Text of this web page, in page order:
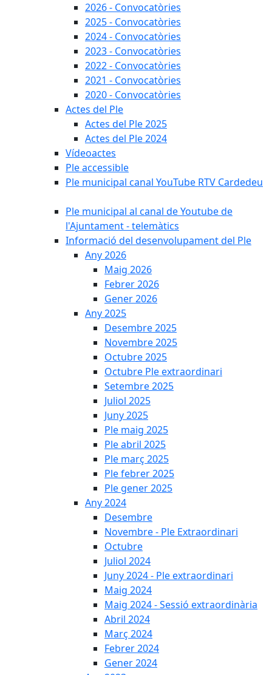
2026 - Convocatòries
2025 - Convocatòries
2024 - Convocatòries
2023 - Convocatòries
2022 - Convocatòries
2021 - Convocatòries
2020 - Convocatòries
Actes del Ple
Actes del Ple 2025
Actes del Ple 2024
Vídeoactes
Ple accessible
Ple municipal canal YouTube RTV Cardedeu
Ple municipal al canal de Youtube de
l'Ajuntament - telemàtics
Informació del desenvolupament del Ple
Any 2026
Maig 2026
Febrer 2026
Gener 2026
Any 2025
Desembre 2025
Novembre 2025
Octubre 2025
Octubre Ple extraordinari
Setembre 2025
Juliol 2025
Juny 2025
Ple maig 2025
Ple abril 2025
Ple març 2025
Ple febrer 2025
Ple gener 2025
Any 2024
Desembre
Novembre - Ple Extraordinari
Octubre
Juliol 2024
Juny 2024 - Ple extraordinari
Maig 2024
Maig 2024 - Sessió extraordinària
Abril 2024
Març 2024
Febrer 2024
Gener 2024